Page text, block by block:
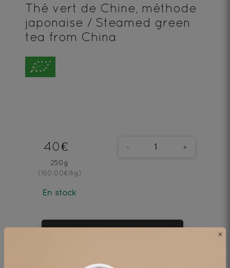
Thé vert de Chine, méthode
japonaise / Steamed green
tea from China
40€
250g
(160.00€/kg)
En stock
- +
×